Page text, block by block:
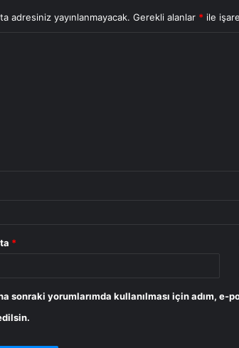
adresiniz yayınlanmayacak. Gerekli alanlar * ile
*
sonraki yorumlarımda kullanılması için adım, e-